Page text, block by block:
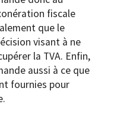
fiscale
que le
visant à ne
la TVA. Enfin,
aussi à ce que
fournies pour